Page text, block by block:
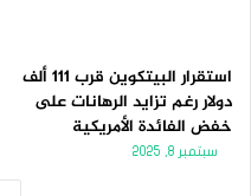
استقرار البيتكوين قرب 111 ألف
دولار رغم تزايد الرهانات على
خفض الفائدة الأمريكية
سبتمبر 8, 2025